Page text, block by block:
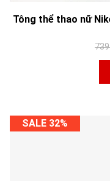
Tông thể thao nữ
SALE 32%